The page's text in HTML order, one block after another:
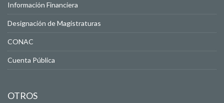
Información Financiera
Designación de Magistraturas
CONAC
Cuenta Pública
OTROS